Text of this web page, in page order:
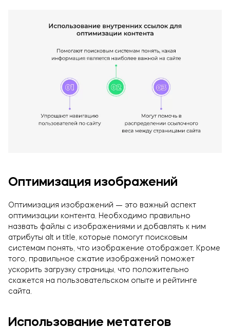
Оптимизация изображений
Оптимизация изображений — это важный аспект
оптимизации контента. Необходимо правильно
назвать файлы с изображениями и добавлять к ним
атрибуты alt и title, которые помогут поисковым
системам понять, что изображение отображает. Кроме
того, правильное сжатие изображений поможет
ускорить загрузку страницы, что положительно
скажется на пользовательском опыте и рейтинге
сайта.
Использование метатегов